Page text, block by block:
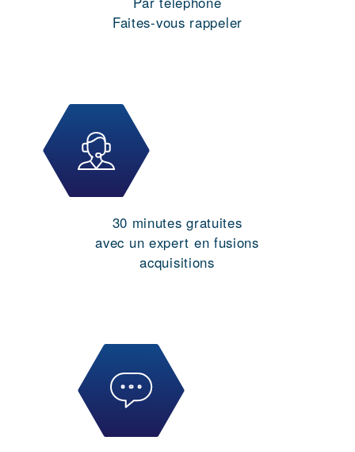
Faites-vous rappeler
30 minutes gratuites
avec un expert en fusions
acquisitions